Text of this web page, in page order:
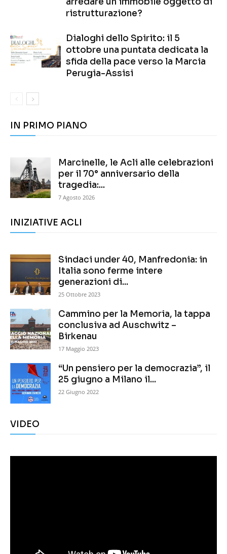
ristrutturazione?
Dialoghi dello Spirito: il 5
ottobre una puntata dedicata la
sfida della pace verso la Marcia
Perugia-Assisi
IN PRIMO PIANO
Marcinelle, le Acli alle celebrazioni
per il 70° anniversario della
tragedia:...
7 Agosto 2026
INIZIATIVE ACLI
Sindaci under 40, Manfredonia: in
Italia sono ferme intere
generazioni di...
25 Ottobre 2023
Cammino per la Memoria, la tappa
conclusiva ad Auschwitz –
Birkenau
17 Maggio 2023
“Un pensiero per la democrazia”, il
25 giugno a Milano il...
22 Giugno 2022
VIDEO